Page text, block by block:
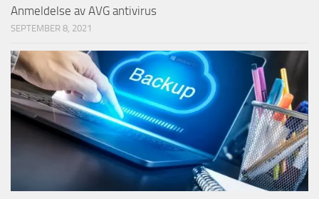
Anmeldelse av AVG antivirus
SEPTEMBER 8, 2021